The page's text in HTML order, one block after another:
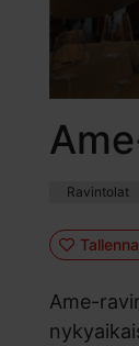
Ravintolat
Ame-